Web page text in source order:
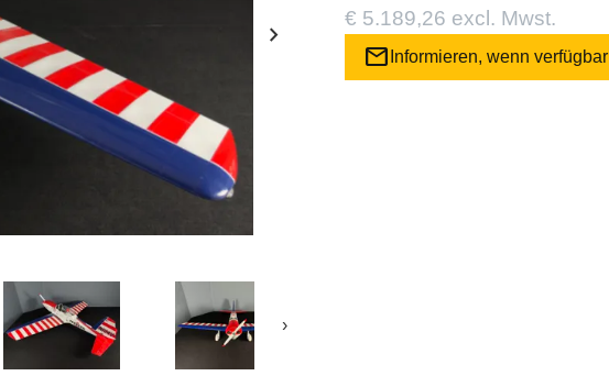
chevron_right
›
€ 5.189,26 excl. Mwst.
mail Informieren, wenn verfügbar